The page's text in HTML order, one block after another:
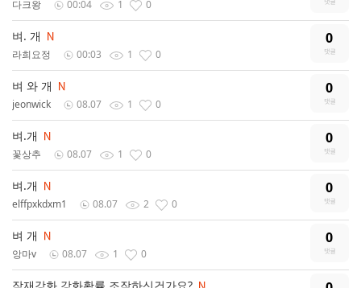
다크왕 00:04 1 0
벼. 개 0
라희요정 00:03 1 0
벼 와 개 0
jeonwick 08.07 1 0
벼.개 0
꽃상추 08.07 1 0
벼.개 0
elffpxkdxm1 08.07 2 0
벼 개 0
앙마v 08.07 1 0